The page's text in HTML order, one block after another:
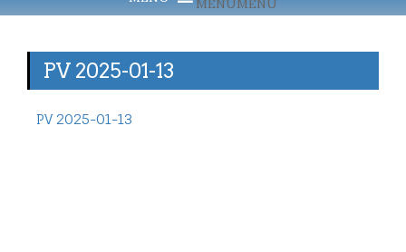
MENUMENU
PV 2025-01-13
PV 2025-01-13